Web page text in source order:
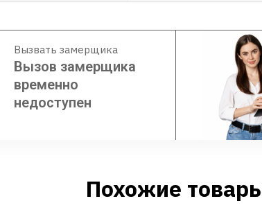
Вызвать замерщика
Вызов замерщика
временно
недоступен
Похожие